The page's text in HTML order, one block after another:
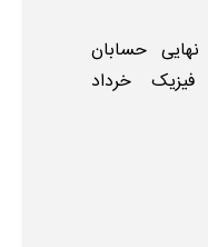
حسابان
خرداد